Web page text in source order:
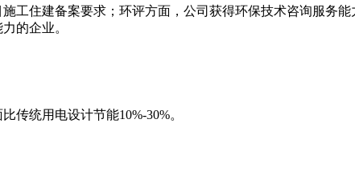
工住建备案要求；环评方面，公司获得环保技术咨询服务
的企业。
传统用电设计节能10%-30%。